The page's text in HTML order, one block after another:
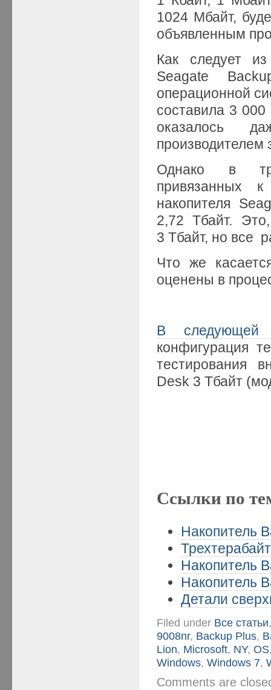
1024 Мбайт,
объявленным
Как следует
Seagate
операционной
составила 3
оказалось
производителем
Однако в
привязанных
накопителя
2,72 Тбайт.
3 Тбайт, но все
Что же
оценены в
В следующей
конфигурация
тестирования
Desk 3 Тбайт
Ссылки по
Накопитель
Накопитель
Накопитель
Детали
Filed under Все статьи
9008nr, Backup Plus,
Lion, Microsoft, NY,OS
Windows,Windows 7,
Comments are